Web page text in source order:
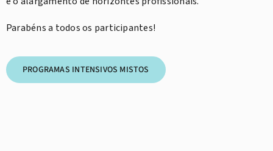
Parabéns a todos os participantes!
PROGRAMAS INTENSIVOS MISTOS